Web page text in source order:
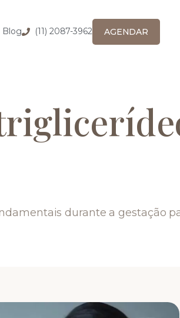
Blog (11) 2087-3962 AGENDAR
durante a gestação